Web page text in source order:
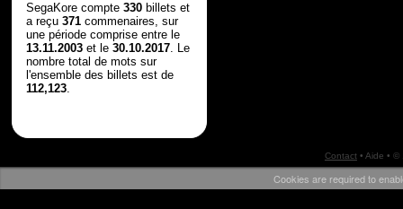
SegaKore compte 330billets et
a reçu 371commenaires, sur
une période comprise entre le
13.11.2003et le 30.10.2017. Le
nombre total de mots sur
l'ensemble des billets est de
112,123.
Contact• Aide • ©
Cookies are required to